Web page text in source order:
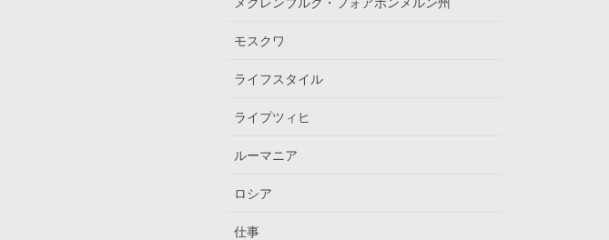
モスクワ
ライフスタイル
ライプツィヒ
ルーマニア
ロシア
仕事